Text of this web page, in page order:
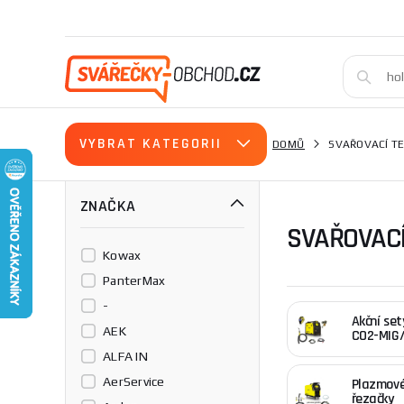
VYBRAT KATEGORII DOMŮ SVAŘOVACÍ
ZNAČKA
Kowax
PanterMax
-
AEK
ALFA IN
AerService
Akční
CO2-
řezačky